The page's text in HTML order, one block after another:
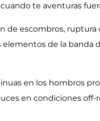
te aventuras
de escombros,
de la
en los hombros
en condiciones